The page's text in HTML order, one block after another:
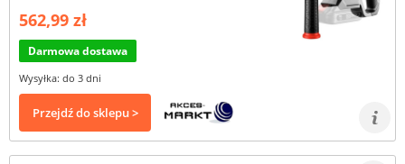
562,99 zł
Darmowa dostawa
Wysyłka: do 3 dni
Przejdź do sklepu >